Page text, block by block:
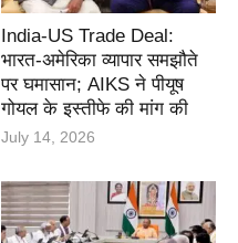
India-US Trade Deal:
भारत-अमेरिका व्यापार समझौते
पर घमासान; AIKS ने पीयूष
गोयल के इस्तीफे की मांग की
July 14, 2026